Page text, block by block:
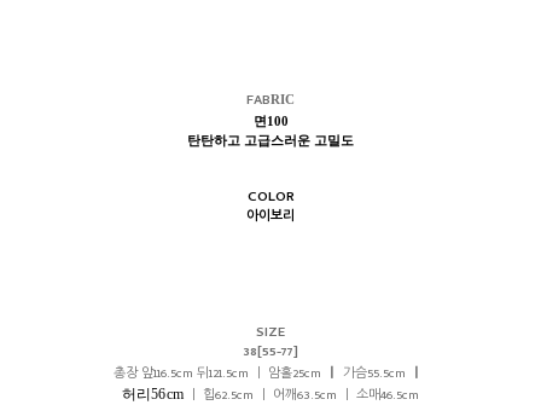
FABRIC
면100
탄탄하고 고급스러운 고밀도
COLOR
아이보리
SIZE
38[55-77]
총장 앞116.5cm 뒤121.5cm ㅣ 암홀25cm
가슴55.5cm
허리56cm ㅣ 힙62.5cm ㅣ 어깨63.5cm ㅣ 소매46.5cm